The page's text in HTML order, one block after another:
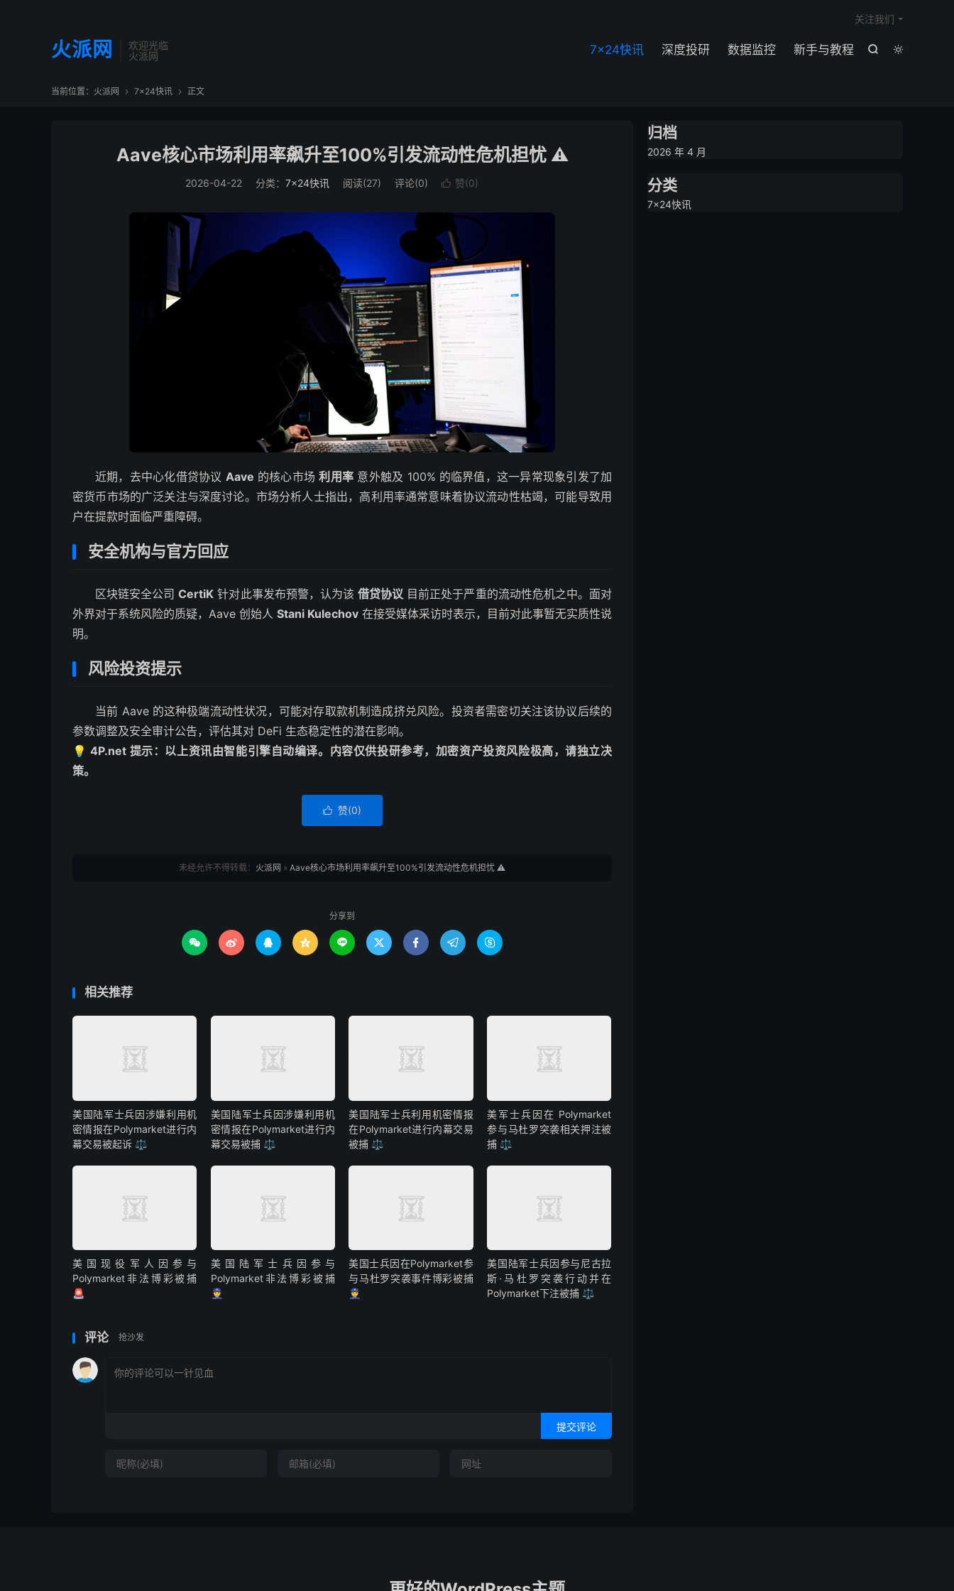
火派网
欢迎光临
火派网


7×24快讯 深度投研 数据监控 新手与教程
关注我们
当前位置： 火派网  7×24快讯  正文
Aave核心市场利用率飙升至100%引发流动性危机担忧 ⚠️
2026-04-22 分类： 7×24快讯 阅读(27) 评论(0)  赞(0)
近期，去中心化借贷协议 Aave 的核心市场利用率 意外触及 100% 的临界值，这一异常现象引发了加
密货币市场的广泛关注与深度讨论。市场分析人士指出，高利用率通常意味着协议流动性枯竭，可能导致用
户在提款时面临严重障碍。
安全机构与官方回应
区块链安全公司CertiK 针对此事发布预警，认为该借贷协议 目前正处于严重的流动性危机之中。面对
外界对于系统风险的质疑，Aave 创始人 Stani Kulechov 在接受媒体采访时表示，目前对此事暂无实质性说
明。
风险投资提示
当前 Aave 的这种极端流动性状况，可能对存取款机制造成挤兑风险。投资者需密切关注该协议后续的
参数调整及安全审计公告，评估其对 DeFi 生态稳定性的潜在影响。
💡 4P.net 提示：以上资讯由智能引擎自动编译。内容仅供投研参考，加密资产投资风险极高，请独立决
策。
 赞(0)
未经允许不得转载： 火派网 » Aave核心市场利用率飙升至100%引发流动性危机担忧 ⚠️
分享到
        
相关推荐
美国陆军士兵因涉嫌利用机
密情报在Polymarket进行内
幕交易被起诉 ⚖️
美国陆军士兵因涉嫌利用机
密情报在Polymarket进行内
幕交易被捕 ⚖️
美国陆军士兵利用机密情报
在Polymarket进行内幕交易
被捕 ⚖️
美军士兵因在 Polymarket
参与马杜罗突袭相关押注被
捕 ⚖️
美国现役军人因参与
Polymarket非法博彩被捕
🚨
美国陆军士兵因参与
Polymarket非法博彩被捕
👮
美国士兵因在Polymarket参
与马杜罗突袭事件博彩被捕
👮
美国陆军士兵因参与尼古拉
斯·马杜罗突袭行动并在
Polymarket下注被捕 ⚖️
评论 抢沙发
提交评论
归档
2026 年 4 月
分类
7×24快讯